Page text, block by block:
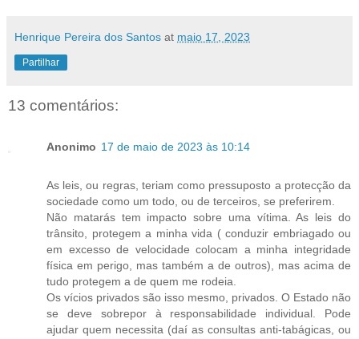
Henrique Pereira dos Santos at maio 17, 2023
Partilhar
13 comentários:
Anonimo 17 de maio de 2023 às 10:14
As leis, ou regras, teriam como pressuposto a protecção da
sociedade como um todo, ou de terceiros, se preferirem.
Não matarás tem impacto sobre uma vítima. As leis do
trânsito, protegem a minha vida ( conduzir embriagado ou
em excesso de velocidade colocam a minha integridade
física em perigo, mas também a de outros), mas acima de
tudo protegem a de quem me rodeia.
Os vícios privados são isso mesmo, privados. O Estado não
se deve sobrepor à responsabilidade individual. Pode
ajudar quem necessita (daí as consultas anti-tabágicas, ou